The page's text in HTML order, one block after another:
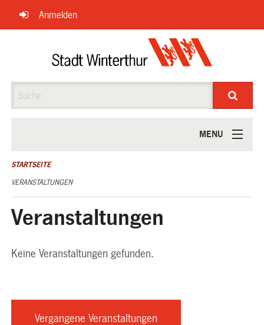
Navigation
überspringen
Anmelden
MENU
ÜBER UNS
STARTSEITE
VERANSTALTUNGEN
Veranstaltungen
Keine Veranstaltungen gefunden.
Vergangene Veranstaltungen